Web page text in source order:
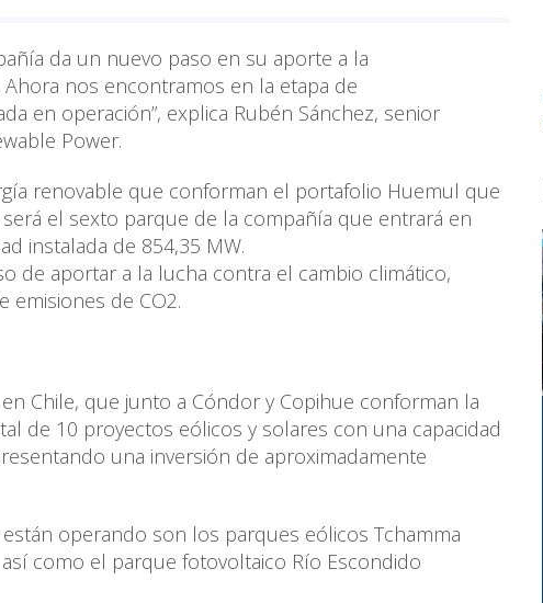
da un nuevo paso en su aporte a la
nos encontramos en la etapa de
en operación”, explica Rubén Sánchez, senior
Power.
renovable que conforman el portafolio Huemul que
el sexto parque de la compañía que entrará en
instalada de 854,35 MW.
de aportar a la lucha contra el cambio climático,
emisiones de CO2.
Chile, que junto a Cóndor y Copihue conforman la
de 10 proyectos eólicos y solares con una capacidad
una inversión de aproximadamente
operando son los parques eólicos Tchamma
así como el parque fotovoltaico Río Escondido